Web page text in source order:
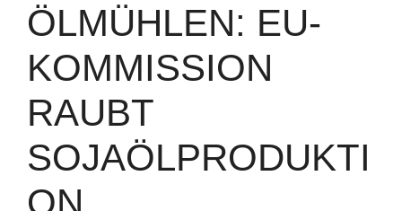
ÖLMÜHLEN: EU-
KOMMISSION
RAUBT
SOJAÖLPRODUKTI
ON